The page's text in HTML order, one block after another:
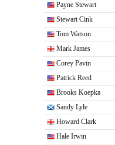
Payne Stewart
Stewart Cink
Tom Watson
Mark James
Corey Pavin
Patrick Reed
Brooks Koepka
Sandy Lyle
Howard Clark
Hale Irwin